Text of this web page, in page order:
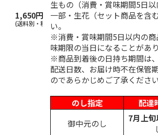
1,650円
(送料別・税込)
1,760円
生もの（消費・賞味期間5日
一部・生花（セット商品を含
い。
※消費・賞味期間5日以内の
味期限の当日になることがあ
※商品到着後の日持ち期間は
配送日数、お届け時不在保管
のであらかじめご了承ください
のし指定
配達
御中元のし
7月上